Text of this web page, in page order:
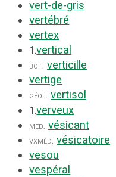
vert-de-gris
vertébré
vertex
1.vertical
bot. verticille
vertige
géol. vertisol
1.verveux
méd. vésicant
vxméd. vésicatoire
vesou
vespéral